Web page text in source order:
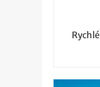
Rychlé